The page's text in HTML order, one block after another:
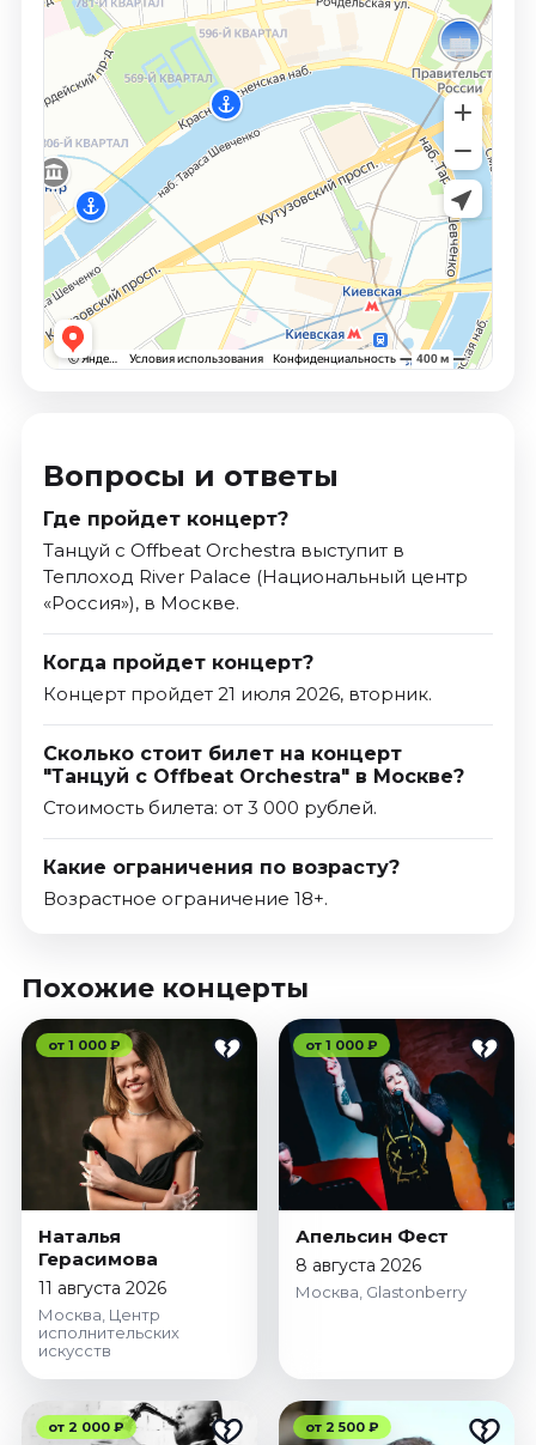
Вопросы и ответы
Где пройдет концерт?
Танцуй с Offbeat Orchestra выступит в
Теплоход River Palace (Национальный центр
«Россия»), в Москве.
Когда пройдет концерт?
Концерт пройдет 21 июля 2026, вторник.
Сколько стоит билет на концерт
"Танцуй с Offbeat Orchestra" в Москве?
Стоимость билета: от 3 000 рублей.
Какие ограничения по возрасту?
Возрастное ограничение 18+.
Похожие концерты
от 1 000 ₽
Наталья
Герасимова
11 августа 2026
Москва, Центр
исполнительских
искусств
от 1 000 ₽
Апельсин Фест
8 августа 2026
Москва, Glastonberry
от 2 000 ₽ от 2 500 ₽